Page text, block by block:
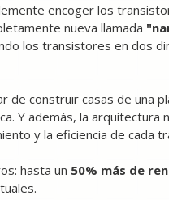
encoger los
nueva llamada
los transistores en dos
de construir casas de una
Y además, la
y la eficiencia de cada
hasta un 50% más de